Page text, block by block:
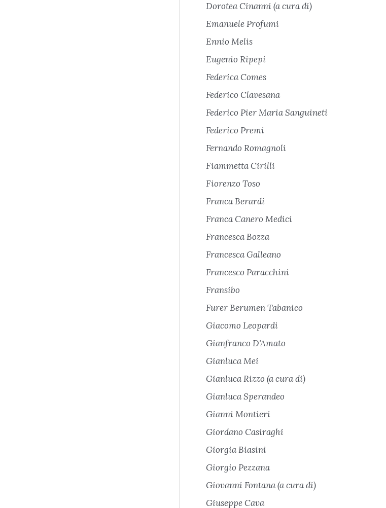
Dorotea Cinanni (a cura di)
Emanuele Profumi
Ennio Melis
Eugenio Ripepi
Federica Comes
Federico Clavesana
Federico Pier Maria Sanguineti
Federico Premi
Fernando Romagnoli
Fiammetta Cirilli
Fiorenzo Toso
Franca Berardi
Franca Canero Medici
Francesca Bozza
Francesca Galleano
Francesco Paracchini
Fransibo
Furer Berumen Tabanico
Giacomo Leopardi
Gianfranco D'Amato
Gianluca Mei
Gianluca Rizzo (a cura di)
Gianluca Sperandeo
Gianni Montieri
Giordano Casiraghi
Giorgia Biasini
Giorgio Pezzana
Giovanni Fontana (a cura di)
Giuseppe Cava